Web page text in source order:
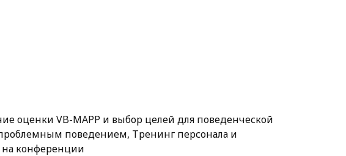
оценки VB-MAPP и выбор целей для поведенческой
поведением, Тренинг персонала и
на конференции